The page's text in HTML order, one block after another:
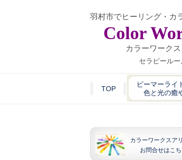
羽村市でヒーリング・カ
Color
カラーワーク
セラピール
TOP
ビーマーライ
色と光の癒
カラーワークスア
お問合せはこち